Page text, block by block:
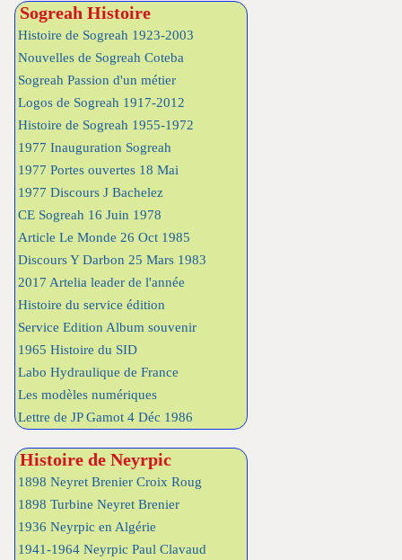
Sogreah Histoire
Histoire de Sogreah 1923-2003
Nouvelles de Sogreah Coteba
Sogreah Passion d'un métier
Logos de Sogreah 1917-2012
Histoire de Sogreah 1955-1972
1977 Inauguration Sogreah
1977 Portes ouvertes 18 Mai
1977 Discours J Bachelez
CE Sogreah 16 Juin 1978
Article Le Monde 26 Oct 1985
Discours Y Darbon 25 Mars 1983
2017 Artelia leader de l'année
Histoire du service édition
Service Edition Album souvenir
1965 Histoire du SID
Labo Hydraulique de France
Les modèles numériques
Lettre de JP Gamot 4 Déc 1986
Histoire de Neyrpic
1898 Neyret Brenier Croix Roug
1898 Turbine Neyret Brenier
1936 Neyrpic en Algérie
1941-1964 Neyrpic Paul Clavaud